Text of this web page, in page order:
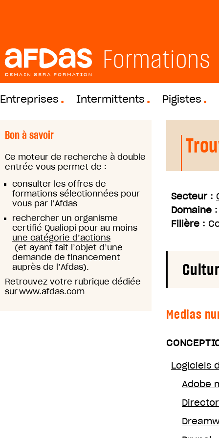
Formations
Entreprises Intermittents Pigistes
Bon à savoir
Ce moteur de recherche à double
entrée vous permet de :
consulter les offres de
formations sélectionnées pour
vous par l’Afdas
rechercher un organisme
certifié Qualiopi pour au moins
une catégorie d’actions
(et ayant fait l’objet d’une
demande de financement
auprès de l’Afdas).
Retrouvez votre rubrique dédiée
surwww.afdas.com
Secteur :
Domaine
Filière :
Medias
Logiciels
Adobe
Director